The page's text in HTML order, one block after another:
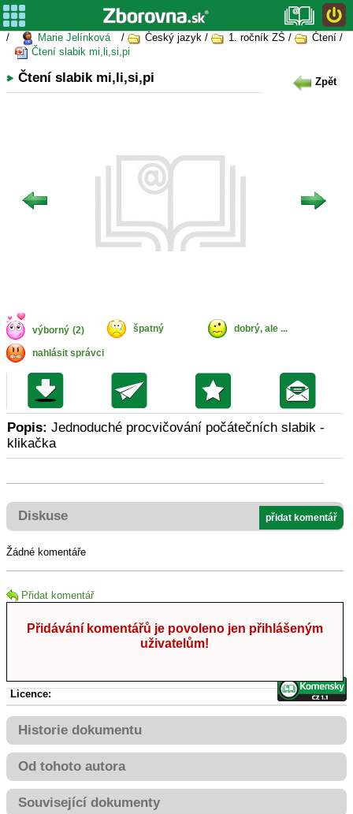
/ Marie Jelínková / Český jazyk / 1. ročník ZŠ /
Čtení /
Čtení slabik mi,li,si,pi
Čtení slabik mi,li,si,pi Zpět
výborný (2) špatný dobrý, ale ...
nahlásit správci
Popis: Jednoduché procvičování počátečních slabik -
klikačka
Diskuse přidat komentář
Žádné komentáře
Přidat komentář
Přidávání komentářů je povoleno jen přihlášeným
uživatelům!
Licence:
Historie dokumentu
Od tohoto autora
Související dokumenty